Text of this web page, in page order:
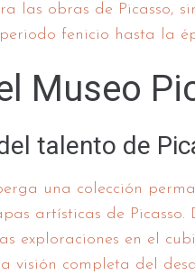
las obras de Picasso,
fenicio hasta la
Museo
talento de
una colección
artísticas de Picasso.
exploraciones en el
visión completa del